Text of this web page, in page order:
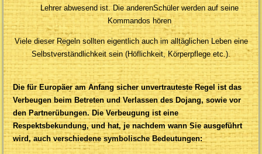
Lehrer abwesend ist. Die anderenSchüler werden auf seine
Kommandos hören
Viele dieser Regeln sollten eigentlich auch im alltäglichen Leben eine
Selbstverständlichkeit sein (Höflichkeit, Körperpflege etc.).
Die für Europäer am Anfang sicher unvertrauteste Regel ist das
Verbeugen beim Betreten und Verlassen des Dojang, sowie vor
den Partnerübungen. Die Verbeugung ist eine
Respektsbekundung, und hat, je nachdem wann Sie ausgeführt
wird, auch verschiedene symbolische Bedeutungen: